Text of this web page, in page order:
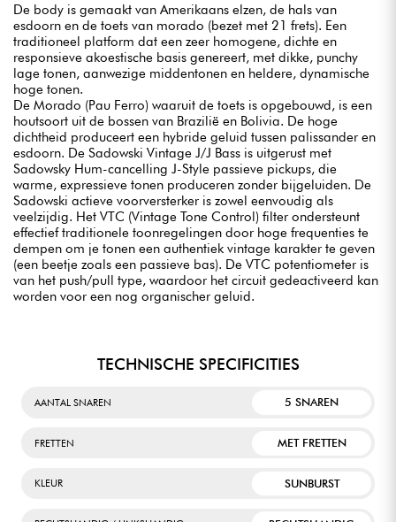
De body is gemaakt van Amerikaans elzen, de hals van
esdoorn en de toets van morado (bezet met 21 frets). Een
traditioneel platform dat een zeer homogene, dichte en
responsieve akoestische basis genereert, met dikke, punchy
lage tonen, aanwezige middentonen en heldere, dynamische
hoge tonen.
De Morado (Pau Ferro) waaruit de toets is opgebouwd, is een
houtsoort uit de bossen van Brazilië en Bolivia. De hoge
dichtheid produceert een hybride geluid tussen palissander en
esdoorn. De Sadowski Vintage J/J Bass is uitgerust met
Sadowsky Hum-cancelling J-Style passieve pickups, die
warme, expressieve tonen produceren zonder bijgeluiden. De
Sadowski actieve voorversterker is zowel eenvoudig als
veelzijdig. Het VTC (Vintage Tone Control) filter ondersteunt
effectief traditionele toonregelingen door hoge frequenties te
dempen om je tonen een authentiek vintage karakter te geven
(een beetje zoals een passieve bas). De VTC potentiometer is
van het push/pull type, waardoor het circuit gedeactiveerd kan
worden voor een nog organischer geluid.
TECHNISCHE SPECIFICITIES
AANTAL SNAREN 5 SNAREN
FRETTEN MET FRETTEN
KLEUR SUNBURST